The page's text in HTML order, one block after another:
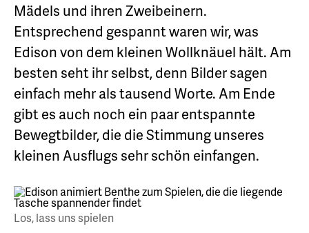
Mädels und ihren Zweibeinern.
Entsprechend gespannt waren wir, was
Edison von dem kleinen Wollknäuel hält. Am
besten seht ihr selbst, denn Bilder sagen
einfach mehr als tausend Worte. Am Ende
gibt es auch noch ein paar entspannte
Bewegtbilder, die die Stimmung unseres
kleinen Ausflugs sehr schön einfangen.
Los, lass uns spielen